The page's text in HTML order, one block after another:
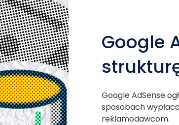
Google
Google AdSense
sposobach
reklamodawcom.